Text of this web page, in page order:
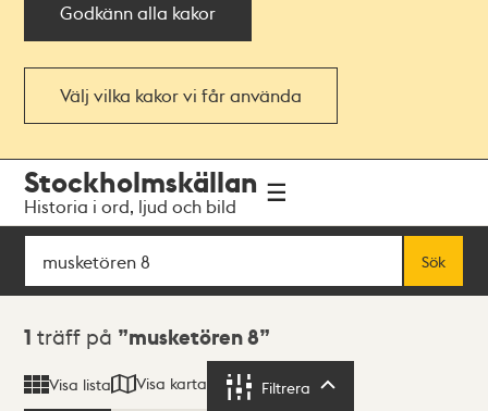
Godkänn alla kakor
Välj vilka kakor vi får använda
navigationen
huvudinnehållet
Stockholmskällan
Historia i ord, ljud och bild
Sök
Sök
Sökresultat
1 träff på musketören 8
Visa lista Visa karta Filtrera